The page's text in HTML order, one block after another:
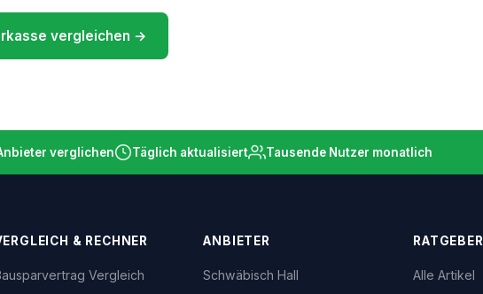
vergleichen →
verglichen Täglich aktualisiert Tausende Nutzer monatlich
& RECHNER
Vergleich
ANBIETER
Schwäbisch Hall
RATGEBER
Alle Artikel